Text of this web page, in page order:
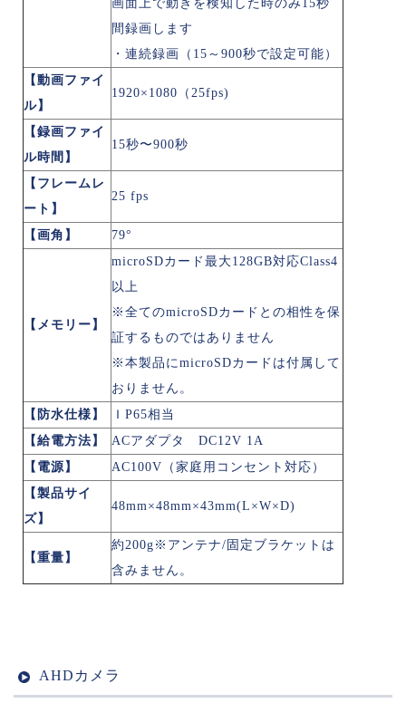
画面上で動きを検知した時のみ15秒
間録画します
・連続録画（15～900秒で設定可能）
【動画ファイ
ル】
1920×1080（25fps)
【録画ファイ
ル時間】
15秒〜900秒
【フレームレ
ート】
25 fps
【画角】 79°
【メモリー】
microSDカード最大128GB対応Class4
以上
※全てのmicroSDカードとの相性を保
証するものではありません
※本製品にmicroSDカードは付属して
おりません。
【防水仕様】
ＩP65相当
【給電方法】
ACアダプタ DC12V 1A
【電源】
AC100V（家庭用コンセント対応）
【製品サイ
ズ】
48mm×48mm×43mm(L×W×D)
【重量】
約200g※アンテナ/固定ブラケットは
含みません。
AHDカメラ